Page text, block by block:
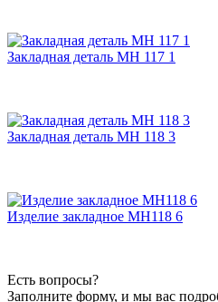
Закладная деталь МН 117 1
Закладная деталь МН 118 3
Изделие закладное МН118 6
Есть вопросы?
Заполните форму, и мы вас